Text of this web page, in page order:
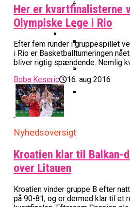
Bakken
Cup Med
Champions
Bakken
Misser
Gruppespil
Basketball
Danske
Spilletid I
Portland
Vanvittigt
USA
Basketball-
Kalender
Basketligaen
Medlemstal I
Fremgang For
Her er kvartfinalisterne
Olympiske Lege i Rio
Efter fem runder i gruppespillet
i Rio er Basketballturneringen
bliver rigtig spændende. Nemlig
Boba Keseric
16. aug 2016
Nyhedsoversigt
Kroatien klar til Balkan-
over Litauen
Kroatien vinder gruppe B efter
på 90-81, og er dermed klar til et